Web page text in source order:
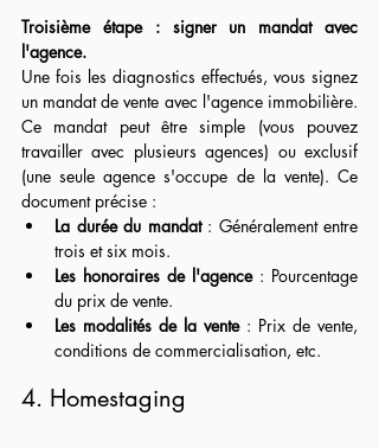
Troisième étape : signer un mandat avec
l'agence.
Une fois les diagnostics effectués, vous signez
un mandat de vente avec l'agence immobilière.
Ce mandat peut être simple (vous pouvez
travailler avec plusieurs agences) ou exclusif
(une seule agence s'occupe de la vente). Ce
document précise :
La durée du mandat : Généralement entre
trois et six mois.
Les honoraires de l'agence : Pourcentage
du prix de vente.
Les modalités de la vente : Prix de vente,
conditions de commercialisation, etc.
4. Homestaging